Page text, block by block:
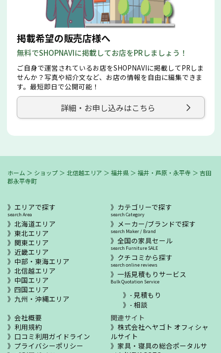
掲載希望の販売店様へ
無料でSHOPNAVIに掲載してお店をPRしましょう！
ご自身で運営されているお店をSHOPNAVIに掲載してPRしま
せんか？写真や紹介文など、お店の情報を自由に編集できま
す。最短即日で公開可能！
詳細・お申し込みはこちら
ホーム ＞ ショップ ＞ 北信越エリア ＞ 福井県 ＞ 福井・芦原・永平寺 ＞ 吉田
郡永平寺町
エリアで探す
search Area
北海道エリア
東北エリア
関東エリア
近畿エリア
中部・東海エリア
北信越エリア
中国エリア
四国エリア
九州・沖縄エリア
カテゴリーで探す
search Category
メーカー/ブランドで探す
search Maker / Brand
全国の家具セール
search Furniture SALE
クチコミから探す
search online reviews
一括見積もりサービス
Bulk Quotation Service
- 見積もり
- 相談
会社概要
利用規約
口コミ利用ガイドライン
プライバシーポリシー
関連サイト
株式会社ヘヤゴト オフィシャ
ルサイト
家具・寝具の総合ポータルサ